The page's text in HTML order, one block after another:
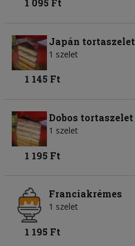
1 095 Ft
Japán tortaszelet
1 szelet
1 145 Ft
Dobos tortaszelet
1 szelet
1 195 Ft
Franciakrémes
1 szelet
1 195 Ft